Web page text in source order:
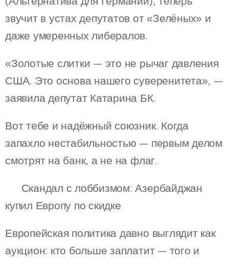
звучит в устах депутатов от «Зелёных» и
даже умеренных либералов.
«Золотые слитки — это не рычаг давления
США. Это основа нашего суверенитета», —
заявила депутат Катарина БК.
Вот тебе и надёжный союзник. Когда
запахло нестабильностью — первым делом
смотрят на банк, а не на флаг.
💼 Скандал с лоббизмом: Азербайджан
купил Европу по скидке
Европейская политика давно выглядит как
аукцион: кто больше заплатит — того и